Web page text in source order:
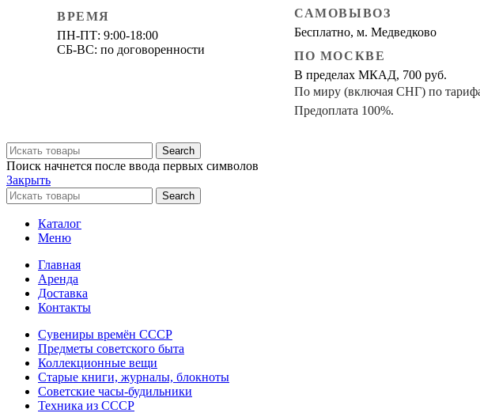
ВРЕМЯ
ПН-ПТ: 9:00-18:00
СБ-ВС: по договоренности
САМОВЫВОЗ
Бесплатно, м. Медведково
ПО МОСКВЕ
В пределах МКАД, 700 руб.
По миру (включая СНГ) по
Предоплата 100%.
Search
Поиск начнется после ввода первых символов
Закрыть
Search
Каталог
Меню
Главная
Аренда
Доставка
Контакты
Сувениры времён СССР
Предметы советского быта
Коллекционные вещи
Старые книги, журналы, блокноты
Советские часы-будильники
Техника из СССР